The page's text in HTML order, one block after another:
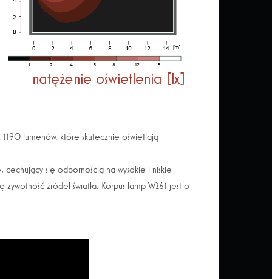
lumenów, które skutecznie oświetlają
cechujący się odpornością na wysokie i niskie
źródeł światła. Korpus lamp W261 jest o